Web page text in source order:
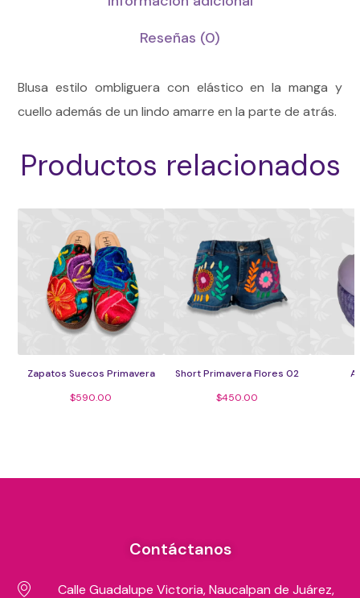
Reseñas (0)
Blusa estilo ombliguera con elástico en la manga y
cuello además de un lindo amarre en la parte de atrás.
Productos relacionados
Zapatos Suecos Primavera
$590.00
Short Primavera Flores 02
$450.00
Contáctanos
Calle Guadalupe Victoria, Naucalpan de Juárez,